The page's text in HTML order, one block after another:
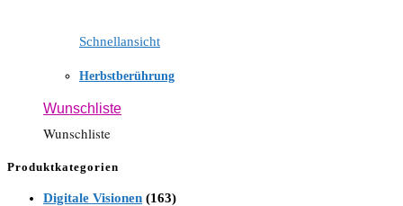
Schnellansicht
Herbstberührung
Wunschliste
Wunschliste
Produktkategorien
Digitale Visionen (163)